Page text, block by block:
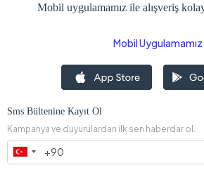
Mobil uygulamamız ile alışveriş
Mobil Uygulamamız
Sms Bültenine Kayıt Ol
Kampanya ve duyurulardan ilk sen haberdar ol.